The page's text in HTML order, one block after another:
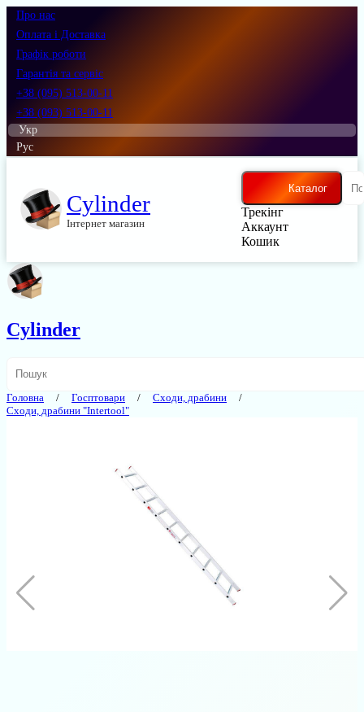
Про нас
Оплата і Доставка
Графік роботи
Гарантія та сервіс
+38 (095) 513-00-11
+38 (093) 513-00-11
Укр
Рус
Cylinder
Інтернет магазин
Каталог
Трекінг
Аккаунт
Кошик
Cylinder
Головна Госптовари
Сходи, драбини
Сходи, драбини "Intertool"